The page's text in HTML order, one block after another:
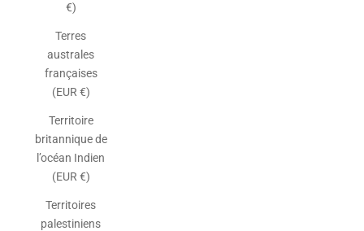
€)
Terres
australes
françaises
(EUR €)
Territoire
britannique de
l’océan Indien
(EUR €)
Territoires
palestiniens